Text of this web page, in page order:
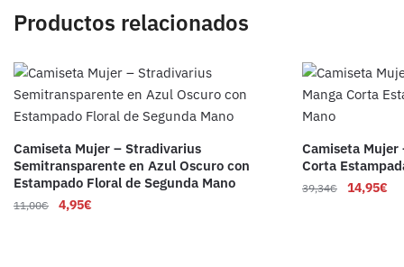
Productos relacionados
Camiseta Mujer – Stradivarius
Semitransparente en Azul Oscuro con
Estampado Floral de Segunda Mano
11,00€ 4,95€
Camiseta Mujer
Corta
39,34€ 14,95€